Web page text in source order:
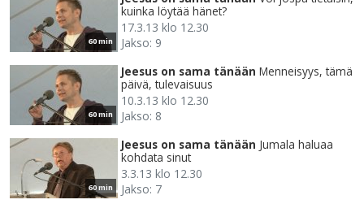
60 min
kuinka löytää hänet?
17.3.13 klo 12.30
Jakso: 9
60 min
Jeesus on sama tänään Menneisyys, tämä
päivä, tulevaisuus
10.3.13 klo 12.30
Jakso: 8
60 min
Jeesus on sama tänään Jumala haluaa
kohdata sinut
3.3.13 klo 12.30
Jakso: 7